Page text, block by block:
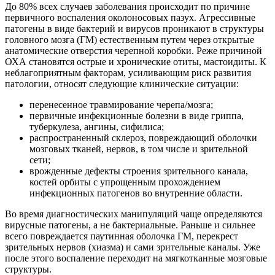
До 80% всех случаев заболевания происходит по причине
первичного воспаления околоносовых пазух. Агрессивные
патогены в виде бактерий и вирусов проникают в структуры
головного мозга (ГМ) естественным путем через открытые
анатомические отверстия черепной коробки. Реже причиной
ОХА становятся острые и хронические отиты, мастоидиты. К
неблагоприятным факторам, усиливающим риск развития
патологии, относят следующие клинические ситуации:
перенесенное травмирование черепа/мозга;
первичные инфекционные болезни в виде гриппа,
туберкулеза, ангины, сифилиса;
распространенный склероз, повреждающий оболочки
мозговых тканей, нервов, в том числе и зрительной
сети;
врожденные дефекты строения зрительного канала,
костей орбиты с упрощенным прохождением
инфекционных патогенов во внутренние области.
Во время диагностических манипуляций чаще определяются
вирусные патогены, а не бактериальные. Раньше и сильнее
всего повреждается паутинная оболочка ГМ, перекрест
зрительных нервов (хиазма) и сами зрительные каналы. Уже
после этого воспаление переходит на мягкотканные мозговые
структуры.